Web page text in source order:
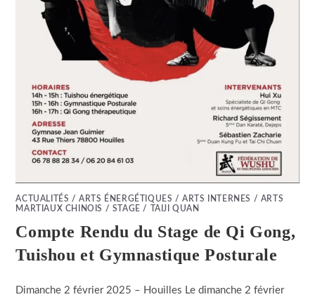
ACTUALITÉS /ARTS ÉNERGÉTIQUES /ARTS INTERNES / ARTS
MARTIAUX CHINOIS / STAGE / TAIJI QUAN
Compte Rendu du Stage de Qi Gong,
Tuishou et Gymnastique Posturale
Dimanche 2 février 2025 – Houilles Le dimanche 2 février